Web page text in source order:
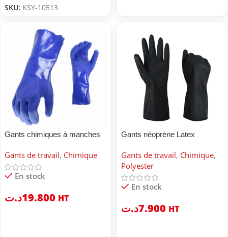
SKU: KSY-10513
Gants chimiques à manches
Gants de travail, Chimique
En stock
19.800د.ت HT
Gants néoprène Latex
Gants de travail, Chimique,
Polyester
En stock
7.900د.ت HT